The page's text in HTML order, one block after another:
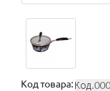
Код товара: